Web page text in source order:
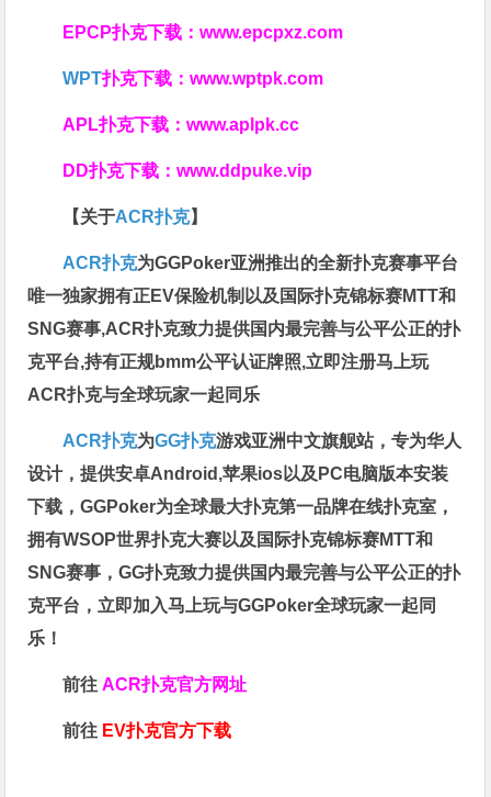
EPCP扑克下载：www.epcpxz.com
WPT扑克下载：www.wptpk.com
APL扑克下载：www.aplpk.cc
DD扑克下载：www.ddpuke.vip
【关于ACR扑克】
ACR扑克为GGPoker亚洲推出的全新扑克赛事平台
唯一独家拥有正EV保险机制以及国际扑克锦标赛MTT和
SNG赛事,ACR扑克致力提供国内最完善与公平公正的扑
克平台,持有正规bmm公平认证牌照,立即注册马上玩
ACR扑克与全球玩家一起同乐
ACR扑克为GG扑克游戏亚洲中文旗舰站，专为华人
设计，提供安卓Android,苹果ios以及PC电脑版本安装
下载，GGPoker为全球最大扑克第一品牌在线扑克室，
拥有WSOP世界扑克大赛以及国际扑克锦标赛MTT和
SNG赛事，GG扑克致力提供国内最完善与公平公正的扑
克平台，立即加入马上玩与GGPoker全球玩家一起同
乐！
前往ACR扑克官方网址
前往 EV扑克官方下载